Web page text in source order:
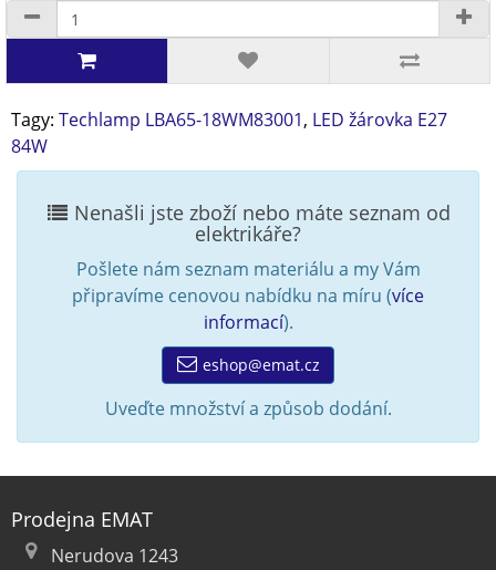
Tagy: Techlamp LBA65-18WM83001, LED žárovka E27
84W
Nenašli jste zboží nebo máte seznam od
elektrikáře?
Pošlete nám seznam materiálu a my Vám
připravíme cenovou nabídku na míru (více
informací).
eshop@emat.cz
Uveďte množství a způsob dodání.
Prodejna EMAT
Nerudova 1243